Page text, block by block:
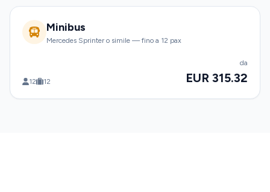
Minibus
Mercedes Sprinter o simile — fino a 12 pax
12 12
da
EUR 315.32